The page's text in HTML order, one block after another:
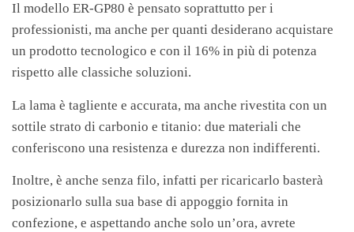
Il modello ER-GP80 è pensato soprattutto per i
professionisti, ma anche per quanti desiderano acquistare
un prodotto tecnologico e con il 16% in più di potenza
rispetto alle classiche soluzioni.
La lama è tagliente e accurata, ma anche rivestita con un
sottile strato di carbonio e titanio: due materiali che
conferiscono una resistenza e durezza non indifferenti.
Inoltre, è anche senza filo, infatti per ricaricarlo basterà
posizionarlo sulla sua base di appoggio fornita in
confezione, e aspettando anche solo un’ora, avrete